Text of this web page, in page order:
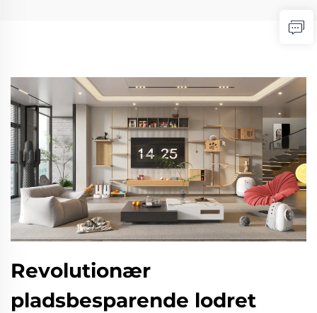
Revolutionær
pladsbesparende lodret